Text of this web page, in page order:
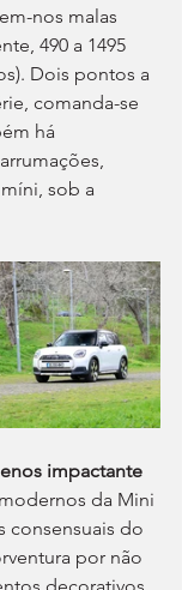
nos malas
490 a 1495
Dois pontos a
comanda-se
há
sob a
impactante
da Mini
consensuais do
por não